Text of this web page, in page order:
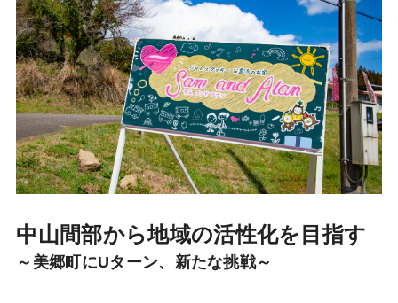
中山間部から地域の活性化を目指す
～美郷町にUターン、新たな挑戦～